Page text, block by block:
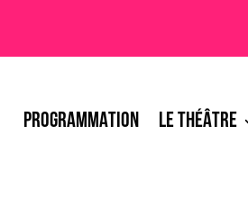
PROGRAMMATION LE THÉÂTRE